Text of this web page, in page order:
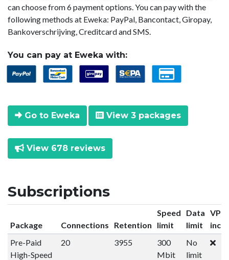
can choose from 6 payment options. You can pay with the
following methods at Eweka: PayPal, Bancontact, Giropay,
Bankoverschrijving, Creditcard and SMS.
You can pay at Eweka with:
Go to Eweka View 3 packages
View 678 reviews
Subscriptions
Package Connections Retention
Speed
limit
Data
limit
VPN
Pre-Paid
High-Speed
20 3955
300
Mbit
No
limit